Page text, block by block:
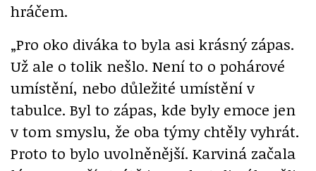
hráčem.
„Pro oko diváka to byla asi krásný zápas.
Už ale o tolik nešlo. Není to o pohárové
umístění, nebo důležité umístění v
tabulce. Byl to zápas, kde byly emoce jen
v tom smyslu, že oba týmy chtěly vyhrát.
Proto to bylo uvolněnější. Karviná začala